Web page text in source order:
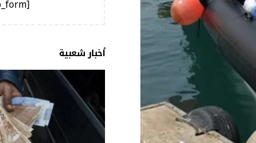
[mc4wp_form]
أخبار شعبية